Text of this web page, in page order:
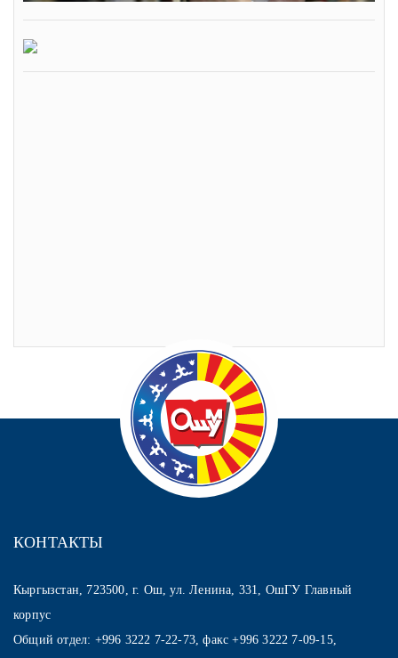
КОНТАКТЫ
Кыргызстан, 723500, г. Ош, ул. Ленина, 331, ОшГУ Главный
корпус
Общий отдел: +996 3222 7-22-73, факс +996 3222 7-09-15,